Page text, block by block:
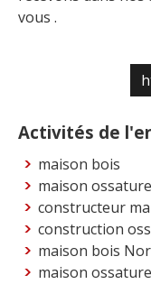
vous .
Activités de
maison bois
maison
constructeur
construction
maison bois
maison